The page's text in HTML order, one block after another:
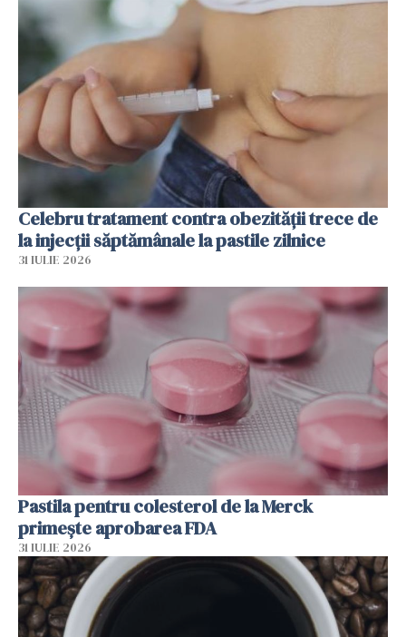
Celebru tratament contra obezității trece de
la injecții săptămânale la pastile zilnice
31 IULIE 2026
Pastila pentru colesterol de la Merck
primește aprobarea FDA
31 IULIE 2026